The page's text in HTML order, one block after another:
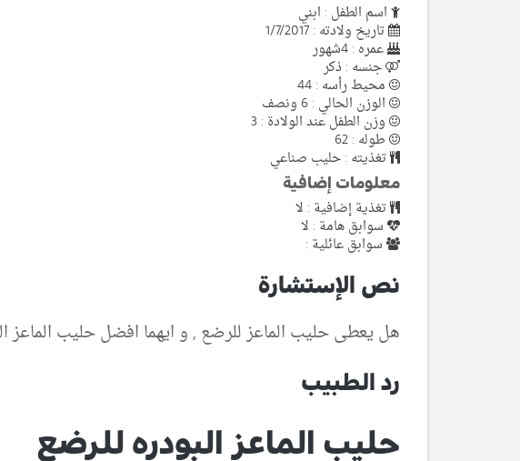
اسم الطفل : ابني
تاريخ ولادته : 1/7/2017
عمره : 4شهور
جنسه : ذكر
محيط رأسه : 44
الوزن الحالي : 6 ونصف
وزن الطفل عند الولادة : 3
طوله : 62
تغذيته : حليب صناعي
معلومات إضافية
تغذية إضافية : لا
سوابق هامة : لا
سوابق عائلية :
نص الإستشارة
هل يعطى حليب الماعز للرضع , و ايهما افضل حليب الماعز
رد الطبيب
حليب الماعز البودره للرضع